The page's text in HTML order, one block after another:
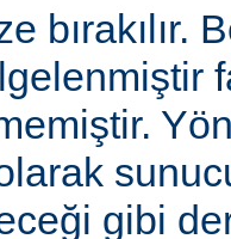
bırakılır.
gibi